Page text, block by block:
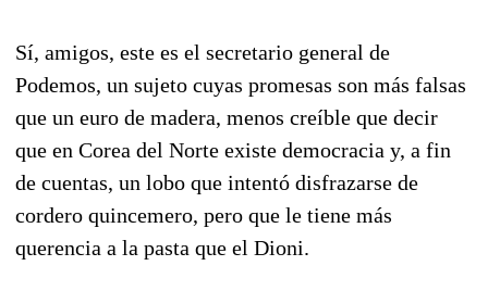
Sí, amigos, este es el secretario general de
Podemos, un sujeto cuyas promesas son más falsas
que un euro de madera, menos creíble que decir
que en Corea del Norte existe democracia y, a fin
de cuentas, un lobo que intentó disfrazarse de
cordero quincemero, pero que le tiene más
querencia a la pasta que el Dioni.